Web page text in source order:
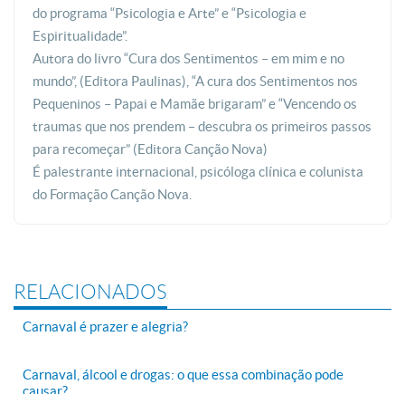
do programa “Psicologia e Arte” e “Psicologia e
Espiritualidade”.
Autora do livro “Cura dos Sentimentos – em mim e no
mundo”, (Editora Paulinas), “A cura dos Sentimentos nos
Pequeninos – Papai e Mamãe brigaram” e “Vencendo os
traumas que nos prendem – descubra os primeiros passos
para recomeçar” (Editora Canção Nova)
É palestrante internacional, psicóloga clínica e colunista
do Formação Canção Nova.
RELACIONADOS
Carnaval é prazer e alegria?
Carnaval, álcool e drogas: o que essa combinação pode
causar?